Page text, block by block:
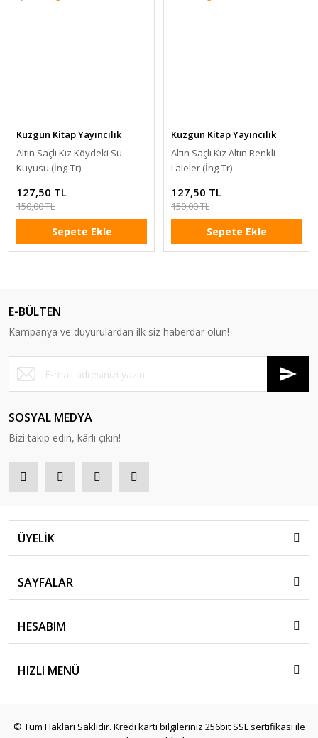
Kuzgun Kitap Yayıncılık
Altın Saçlı Kız Köydeki Su
Kuyusu (İng-Tr)
127,50 TL
150,00 TL
Sepete Ekle
Kuzgun Kitap Yayıncılık
Altın Saçlı Kız Altın Renkli
Laleler (İng-Tr)
127,50 TL
150,00 TL
Sepete Ekle
E-BÜLTEN
Kampanya ve duyurulardan ilk siz haberdar olun!
SOSYAL MEDYA
Bizi takip edin, kârlı çıkın!
ÜYELİK
SAYFALAR
HESABIM
HIZLI MENÜ
© Tüm Hakları Saklıdır. Kredi kartı bilgileriniz 256bit SSL sertifikası ile